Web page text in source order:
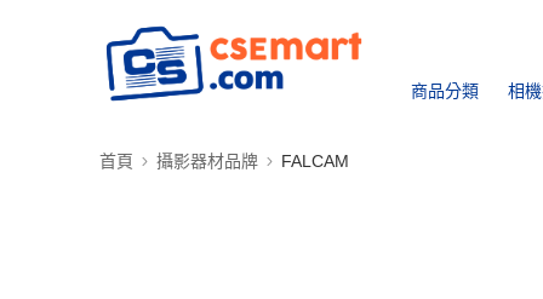
商品分類 相
首頁 攝影器材品牌 FALCAM